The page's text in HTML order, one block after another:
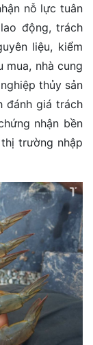
nỗ lực tuân
động, trách
liệu, kiểm
mua, nhà cung
thủy sản
đánh giá trách
nhận bền
trường nhập